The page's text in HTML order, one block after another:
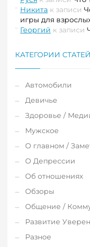
Никита к записи
игры для
Георгий к записи
КАТЕГОРИИ СТАТЕЙ
Автомобили
Девичье
Здоровье /
Мужское
О главном /
О Депрессии
Об отношениях
Обзоры
Общение /
Развитие
Разное